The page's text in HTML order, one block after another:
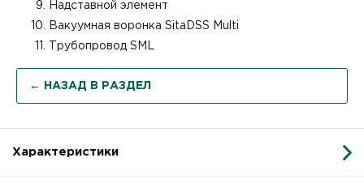
Надставной элемент
Вакуумная воронка SitaDSS Multi
Трубопровод SML
← НАЗАД В РАЗДЕЛ
Характеристики